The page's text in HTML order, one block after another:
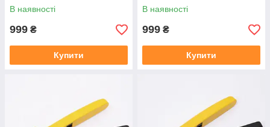
В наявності
999 ₴
Купити
В наявності
999 ₴
Купити